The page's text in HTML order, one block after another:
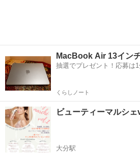
MacBook Air 13イン
抽選でプレゼント！応募は1
くらしノート
ビューティーマルシ
大分駅